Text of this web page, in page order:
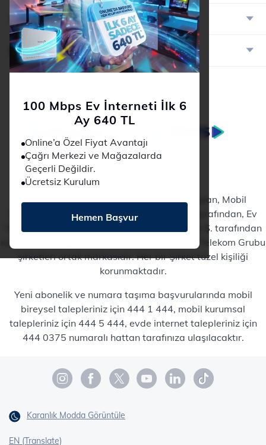
100 Mbps Ev İnterneti İlk 6
Ay 640 TL
Online’a Özel Fiyat Avantajı
Çağrı Merkezi ve Mağazalarda
Geçerli Değildir.
Ücretsiz Kurulum
Hemen Başvur
Online İşlemler
Destek
Ev İnterneti hizmetleri TTNET A.Ş. tarafından, Mobil
hizmetler TT Mobil İletişim Hizmetleri A.Ş. tarafından, Ev
Telefonu hizmetleri Türk Telekomünikasyon A.Ş. tarafından
sunulmaktadır. Türk Telekom® markası, Türk Telekom Grubu
şirketleri ortak markasıdır. Her bir Şirket tüzel kişiliği
korunmaktadır.
Yeni abonelik ve numara taşıma başvurularında mobil
bireysel talepleriniz için 444 1 444, mobil kurumsal
talepleriniz için 444 5 444, evde internet talepleriniz için
444 0375 numaralı hattan tarafınıza ulaşılacaktır.
Karanlık Modda Görüntüle
EN (Translate)